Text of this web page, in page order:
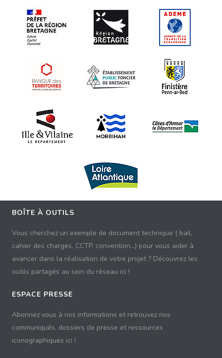
BOÎTE À OUTILS
Vous cherchez un exemple de document technique ( bail,
cahier des charges, CCTP, convention...) pour vous aider à
avancer dans la réalisation de votre projet ? Découvrez les
outils partagés au sein du réseau ici !
ESPACE PRESSE
Abonnez vous à nos informations et retrouvez nos
communiqués, dossiers de presse et ressources
iconographiques ici !